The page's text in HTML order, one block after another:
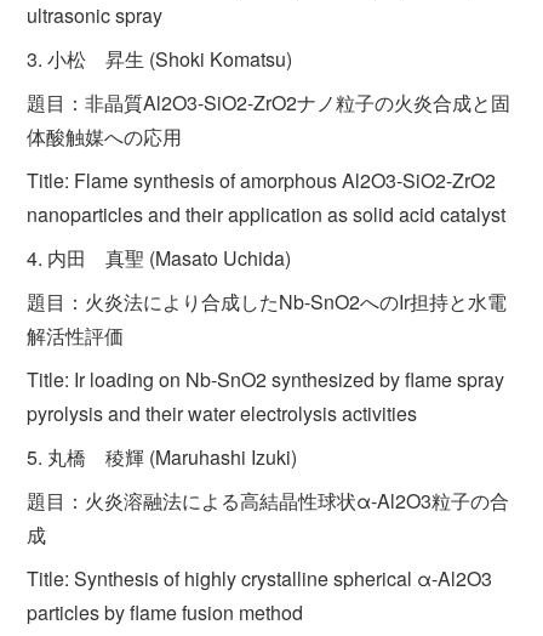
ultrasonic spray
3. 小松 昇生 (Shoki Komatsu)
題目：非晶質Al2O3-SiO2-ZrO2ナノ粒子の火炎合成と固
体酸触媒への応用
Title: Flame synthesis of amorphous Al2O3-SiO2-ZrO2
nanoparticles and their application as solid acid catalyst
4. 内田 真聖 (Masato Uchida)
題目：火炎法により合成したNb-SnO2へのIr担持と水電
解活性評価
Title: Ir loading on Nb-SnO2 synthesized by flame spray
pyrolysis and their water electrolysis activities
5. 丸橋 稜輝 (Maruhashi Izuki)
題目：火炎溶融法による高結晶性球状α-Al2O3粒子の合
成
Title: Synthesis of highly crystalline spherical α-Al2O3
particles by flame fusion method